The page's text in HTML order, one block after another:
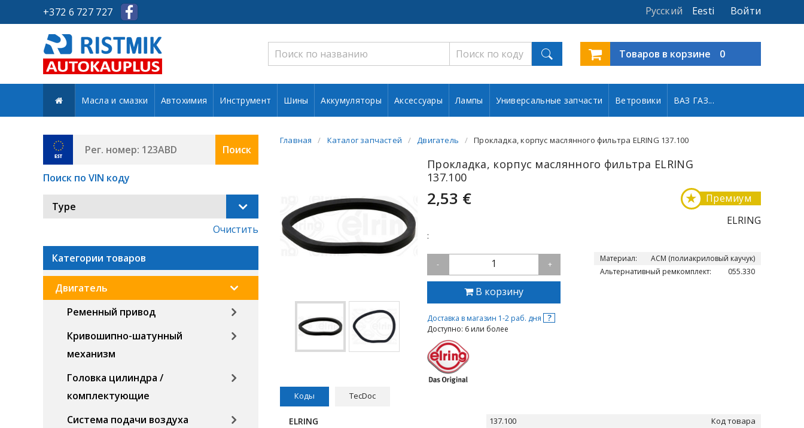
+372 6 727 727 Войти
Eesti
Русский
Товаров в корзине 0
Масла и смазки Автохимия Инструмент Шины Аккумуляторы Аксессуары Лампы Универсальные запчасти Ветровики ВАЗ ГАЗ...
Поиск
Поиск по VIN коду
Type
Очистить
Категории товаров
Двигатель
Ременный привод
Кривошипно-шатунный
механизм
Головка цилиндра /
комплектующие
Система подачи воздуха
Главная Каталог запчастей Двигатель Прокладка, корпус маслянного фильтра ELRING 137.100
Прокладка, корпус маслянного фильтра ELRING
137.100
2,53 € Премиум
★
ELRING
:
- 1 +
В корзину
Доставка в магазин 1-2 раб. дня ?
Доступно: 6 или более
Материал:
АСМ (полиакриловый каучук)
Альтернативный ремкомплект:
055.330
Коды TecDoc
ELRING 137.100
Код товара